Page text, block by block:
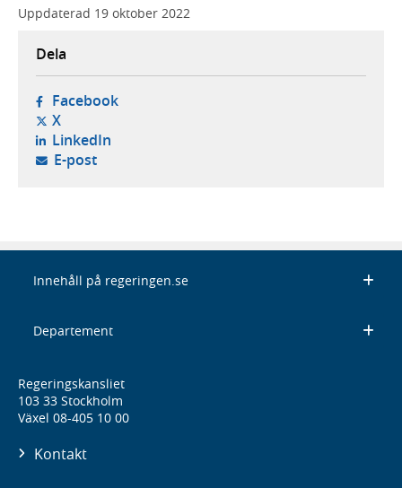
Uppdaterad 19 oktober 2022
Dela
Facebook- öppnas i ny flik, extern webbplats,
X- öppnas i ny flik, extern webbplats,
LinkedIn- öppnas i ny flik, extern webbplats,
E-post- öppnar din e-postklient,
Innehåll på regeringen.se
Departement
Regeringskansliet
103 33 Stockholm
Växel 08-405 10 00
Kontakt